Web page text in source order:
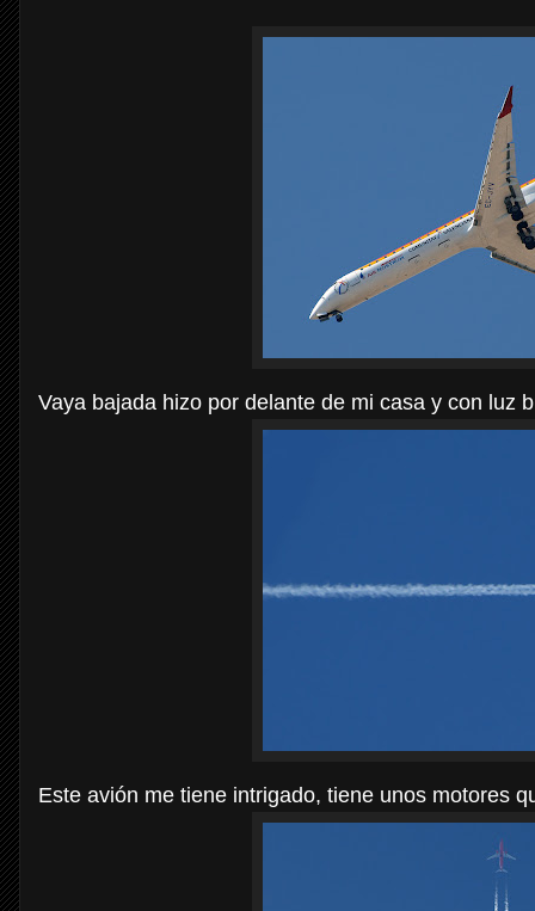
Vaya bajada hizo por delante de mi casa y con luz
Este avión me tiene intrigado, tiene unos motores